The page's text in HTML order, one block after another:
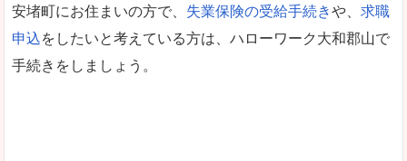
安堵町にお住まいの方で、 失業保険の受給手続きや、 求職
申込をしたいと考えている方は、ハローワーク大和郡山で
手続きをしましょう。